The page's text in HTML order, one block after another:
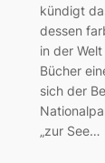
kündigt
dessen
in der
Bücher
sich der
„zur See…